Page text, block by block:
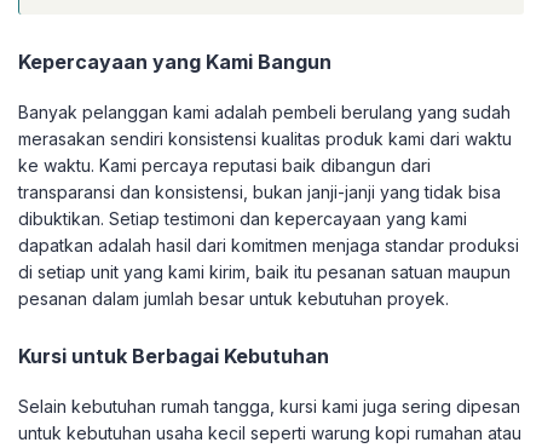
Kepercayaan yang Kami Bangun
Banyak pelanggan kami adalah pembeli berulang yang sudah
merasakan sendiri konsistensi kualitas produk kami dari waktu
ke waktu. Kami percaya reputasi baik dibangun dari
transparansi dan konsistensi, bukan janji-janji yang tidak bisa
dibuktikan. Setiap testimoni dan kepercayaan yang kami
dapatkan adalah hasil dari komitmen menjaga standar produksi
di setiap unit yang kami kirim, baik itu pesanan satuan maupun
pesanan dalam jumlah besar untuk kebutuhan proyek.
Kursi untuk Berbagai Kebutuhan
Selain kebutuhan rumah tangga, kursi kami juga sering dipesan
untuk kebutuhan usaha kecil seperti warung kopi rumahan atau